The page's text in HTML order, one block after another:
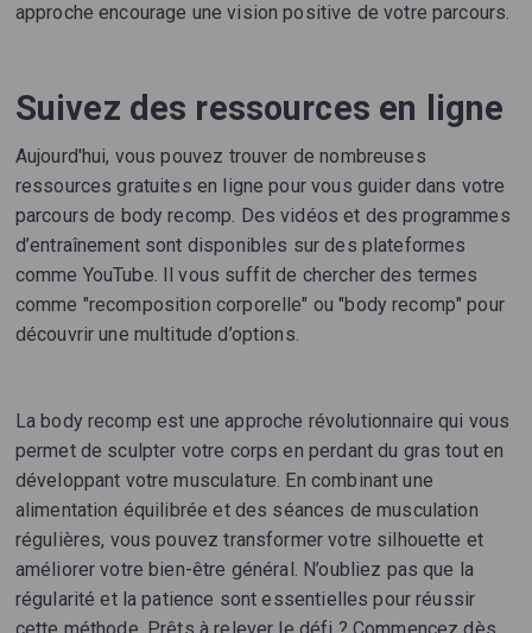
approche encourage une vision positive de votre parcours.
Suivez des ressources en ligne
Aujourd'hui, vous pouvez trouver de nombreuses
ressources gratuites en ligne pour vous guider dans votre
parcours de body recomp. Des vidéos et des programmes
d’entraînement sont disponibles sur des plateformes
comme YouTube. Il vous suffit de chercher des termes
comme "recomposition corporelle" ou "body recomp" pour
découvrir une multitude d’options.
La body recomp est une approche révolutionnaire qui vous
permet de sculpter votre corps en perdant du gras tout en
développant votre musculature. En combinant une
alimentation équilibrée et des séances de musculation
régulières, vous pouvez transformer votre silhouette et
améliorer votre bien-être général. N’oubliez pas que la
régularité et la patience sont essentielles pour réussir